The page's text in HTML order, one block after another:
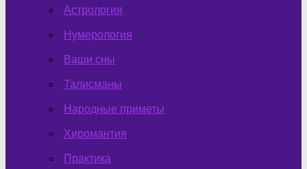
Астрология
Нумерология
Ваши сны
Талисманы
Народные приметы
Хиромантия
Практика